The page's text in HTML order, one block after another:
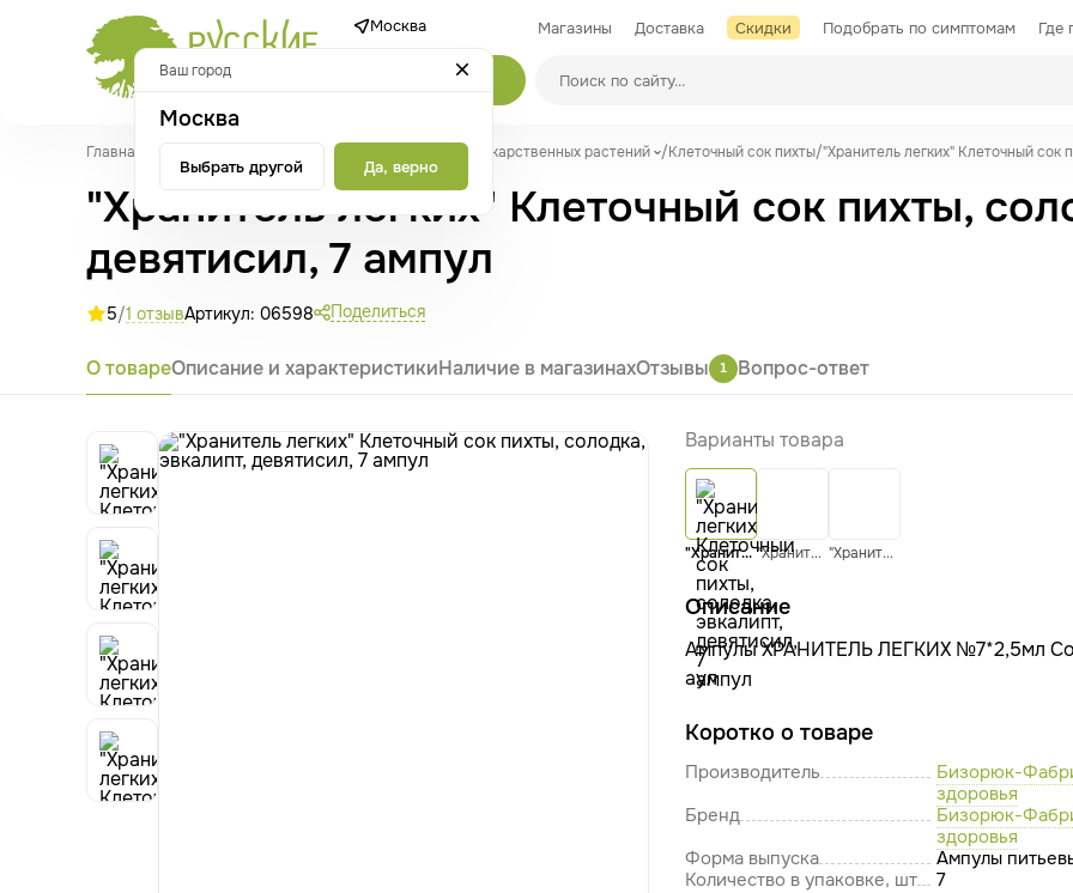
Москва Магазины Доставка Скидки Подобрать по симптомам Где
Производители
Каталог
Главная Настойки, соки и экстракты Соки лекарственных растений /Клеточный сок пихты/"Хранитель легких" Клеточный сок
"Хранитель легких" Клеточный сок пихты,
девятисил, 7 ампул
5/1 отзывАртикул: 06598 Поделиться
О товареОписание и характеристикиНаличие в магазинахОтзывы 1 Вопрос-ответ
Варианты товара
"Хранитель легких" Клеточный сок пихты, солодка, эвкалипт, девятисил, 7 ампул "Хранитель печени" Экстракты 10 целебных трав, клеточный сок пихты, 7 ампул "Хранитель сердца" Клеточный сок пихты, пустырник, валериана, боярышник, 7 ампул
Описание
Ампулы ХРАНИТЕЛЬ ЛЕГКИХ №7*2,5мл
аул
Коротко о товаре
Производитель
Бизорюк-
здоровья
Бренд
Бизорюк-
здоровья
Форма выпуска
Ампулы
Количество в упаковке, шт
7
Ваш город
Москва
Выбрать другой Да, верно